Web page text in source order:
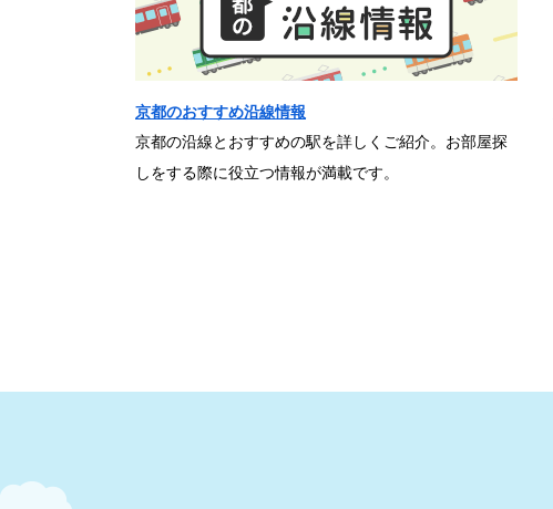
京都のおすすめ沿線情報
京都の沿線とおすすめの駅を詳しくご紹介。お部屋探
しをする際に役立つ情報が満載です。